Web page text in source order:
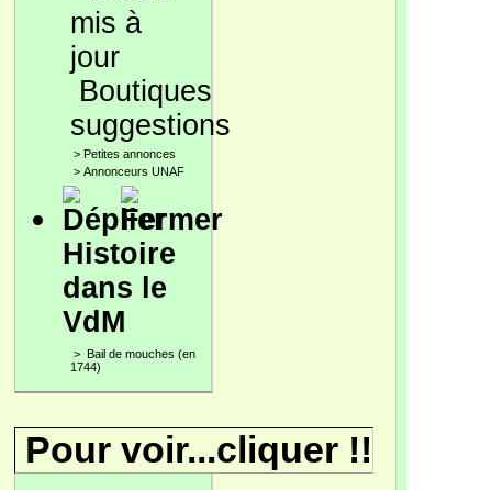
Boutiques
suggestions
> Petites annonces
> Annonceurs UNAF
Histoire
dans le
VdM
> Bail de mouches (en
1744)
Pour voir...cliquer !!